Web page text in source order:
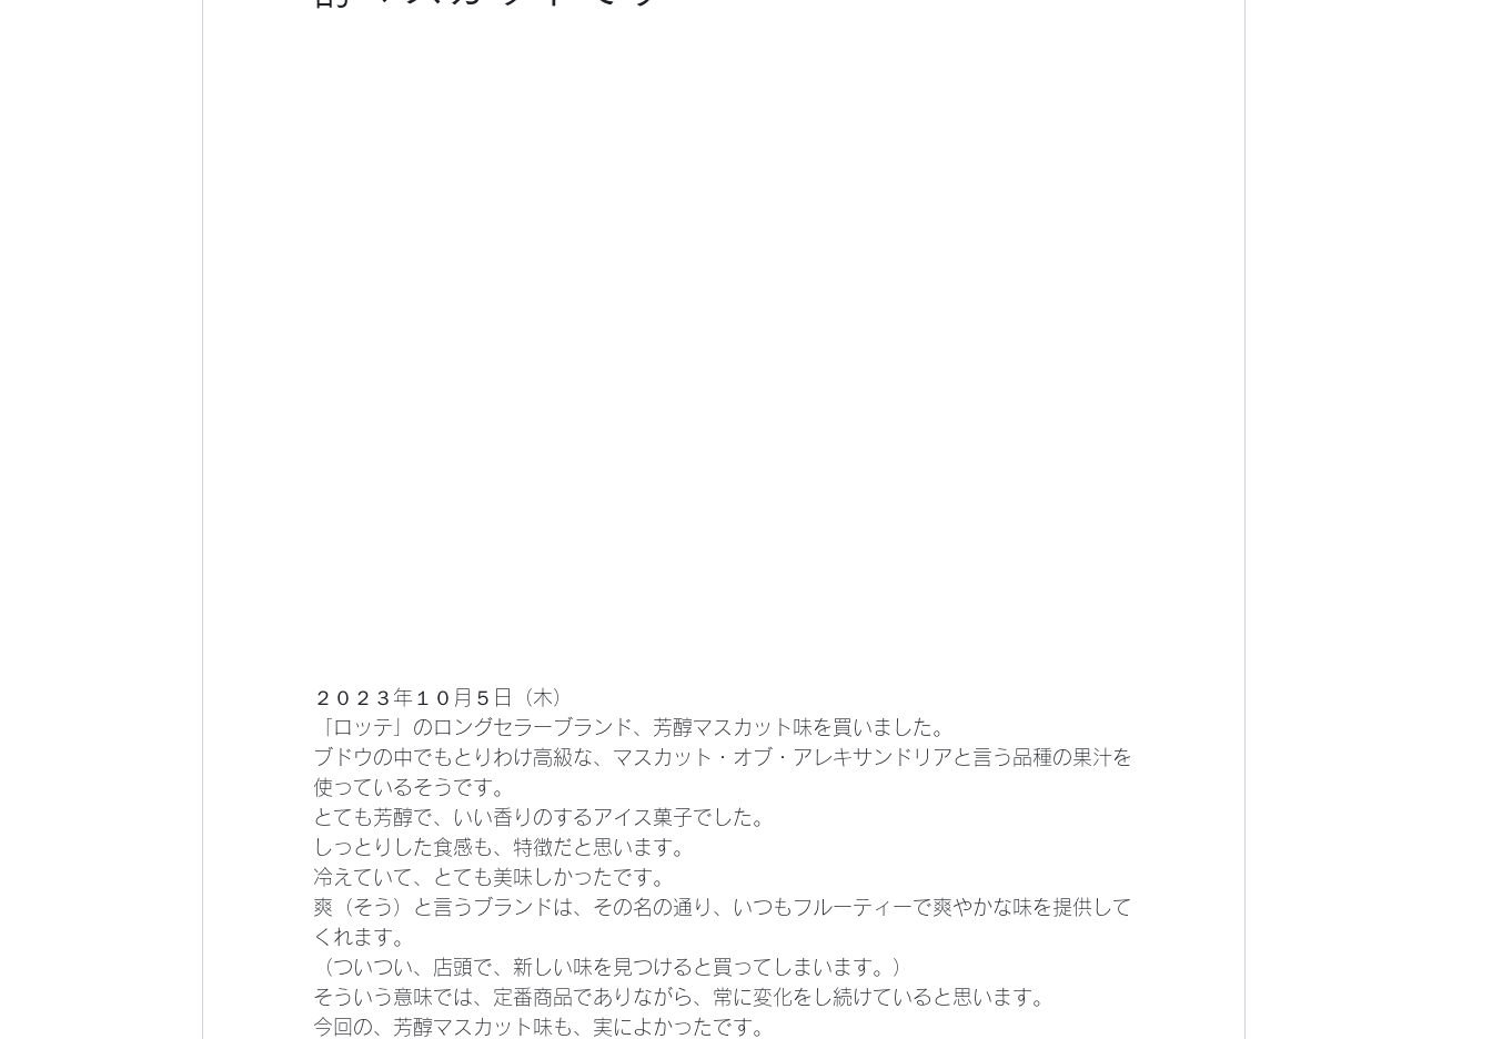
２０２３年１０月５日（木）
「ロッテ」のロングセラーブランド、芳醇マスカット味を買いました。
ブドウの中でもとりわけ高級な、マスカット・オブ・アレキサンドリアと言う品種の果汁を
使っているそうです。
とても芳醇で、いい香りのするアイス菓子でした。
しっとりした食感も、特徴だと思います。
冷えていて、とても美味しかったです。
爽（そう）と言うブランドは、その名の通り、いつもフルーティーで爽やかな味を提供して
くれます。
（ついつい、店頭で、新しい味を見つけると買ってしまいます。）
そういう意味では、定番商品でありながら、常に変化をし続けていると思います。
今回の、芳醇マスカット味も、実によかったです。